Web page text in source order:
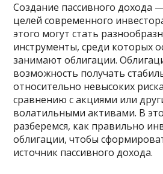
Создание пассивного дохода
целей современного
этого могут стать
инструменты, среди которых
занимают облигации.
возможность получать
относительно невысоких
сравнению с акциями или
волатильными активами. В
разберемся, как правильно
облигации, чтобы
источник пассивного дохода.